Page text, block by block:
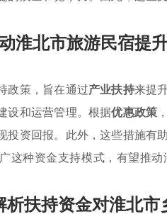
淮北市旅游民宿提
政策，旨在通过产业扶持来提
设和运营管理。根据优惠政策
投资回报。此外，这些措施有
这种资金支持模式，有望推
析扶持资金对淮北